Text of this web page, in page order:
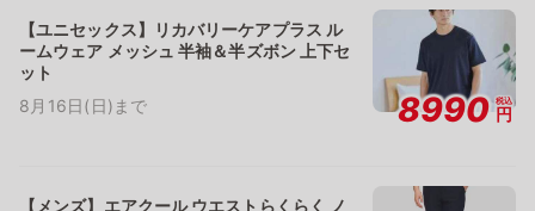
【ユニセックス】リカバリーケアプラス ル
ームウェア メッシュ 半袖＆半ズボン 上下セ
ット
8月16日(日)まで
8990 税込
円
【メンズ】エアクール ウエストらくらく ノ